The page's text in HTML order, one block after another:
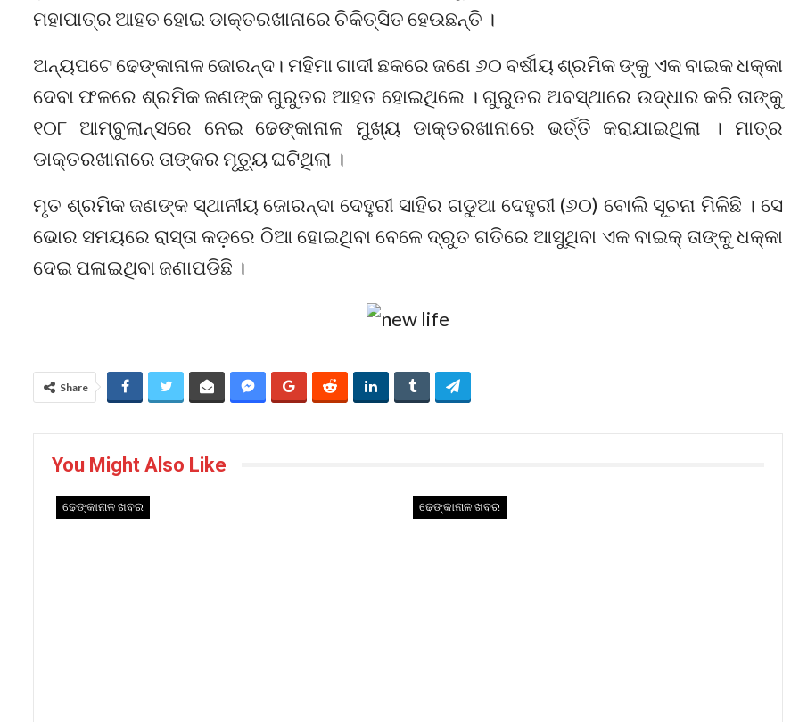
ମହାପାତ୍ର ଆହତ ହୋଇ ଡାକ୍ତରଖାନାରେ ଚିକିତ୍ସିତ ହେଉଛନ୍ତି ।
ଅନ୍ୟପଟେ ଢେଙ୍କାନାଳ ଜୋରନ୍ଦ। ମହିମା ଗାଦୀ ଛକରେ ଜଣେ ୬୦ ବର୍ଷୀୟ ଶ୍ରମିକ ଙ୍କୁ ଏକ ବାଇକ ଧକ୍କା
ଦେବା ଫଳରେ ଶ୍ରମିକ ଜଣଙ୍କ ଗୁରୁତର ଆହତ ହୋଇଥିଲେ । ଗୁରୁତର ଅବସ୍ଥାରେ ଉଦ୍ଧାର କରି ତାଙ୍କୁ
୧୦୮ ଆମ୍ବୁଲାନ୍ସରେ ନେଇ ଢେଙ୍କାନାଳ ମୁଖ୍ୟ ଡାକ୍ତରଖାନାରେ ଭର୍ତ୍ତି କରାଯାଇଥିଲା । ମାତ୍ର
ଡାକ୍ତରଖାନାରେ ତାଙ୍କର ମୃତ୍ୟୁ ଘଟିଥିଲା ।
ମୃତ ଶ୍ରମିକ ଜଣଙ୍କ ସ୍ଥାନୀୟ ଜୋରନ୍ଦା ଦେହୁରୀ ସାହିର ଗଡୁଆ ଦେହୁରୀ (୬୦) ବୋଲି ସୂଚନା ମିଳିଛି । ସେ
ଭୋର ସମୟରେ ରାସ୍ତା କଡ଼ରେ ଠିଆ ହୋଇଥିବା ବେଳେ ଦ୍ରୁତ ଗତିରେ ଆସୁଥିବା ଏକ ବାଇକ୍ ତାଙ୍କୁ ଧକ୍କା
ଦେଇ ପଳାଇଥିବା ଜଣାପଡିଛି ।
Share
You Might Also Like
ଢେଙ୍କାନାଳ ଖବର ଢେଙ୍କାନାଳ ଖବର